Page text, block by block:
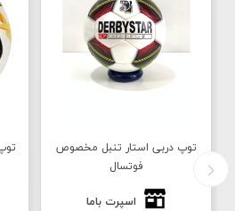
توپ دربی استار تنبل مخصوص
فوتسال
اسپرت باما